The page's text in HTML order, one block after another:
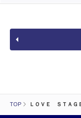
TOP ＬＯＶＥ ＳＴＡＧ